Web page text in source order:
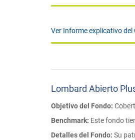
Ver Informe explicativo del
Lombard Abierto
Objetivo del Fondo:
Benchmark: Este fondo
Detalles del Fondo: Su